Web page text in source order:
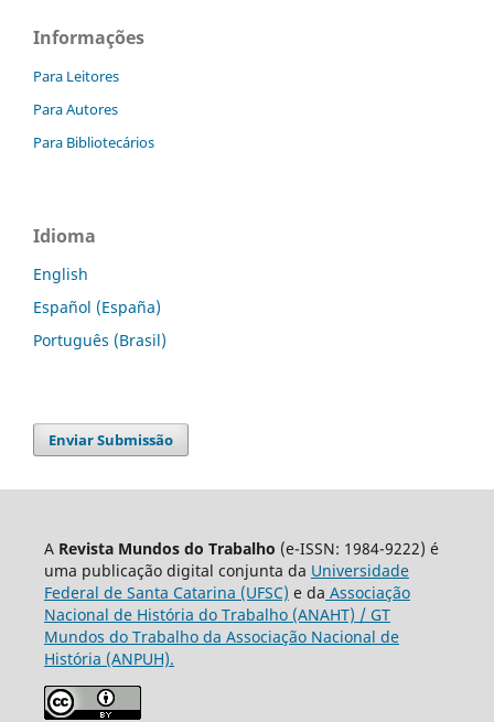
Informações
Para Leitores
Para Autores
Para Bibliotecários
Idioma
English
Español (España)
Português (Brasil)
Enviar Submissão
A Revista Mundos do Trabalho (e-ISSN: 1984-9222) é
uma publicação digital conjunta da Universidade
Federal de Santa Catarina (UFSC) e da Associação
Nacional de História do Trabalho (ANAHT) / GT
Mundos do Trabalho da Associação Nacional de
História (ANPUH).